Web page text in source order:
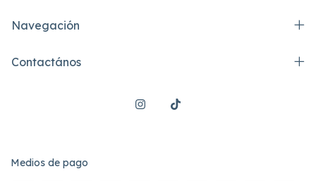
Navegación
Contactános
Medios de pago